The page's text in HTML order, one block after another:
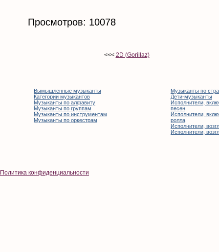
Просмотров: 10078
<<< 2D (Gorillaz)
Вымышленные музыканты
Категории музыкантов
Музыканты по алфавиту
Музыканты по группам
Музыканты по инструментам
Музыканты по оркестрам
Музыканты по
Дети-музыканты
Исполнители,
песен
Исполнители,
ролла
Исполнители,
Исполнители,
Политика конфиденциальности